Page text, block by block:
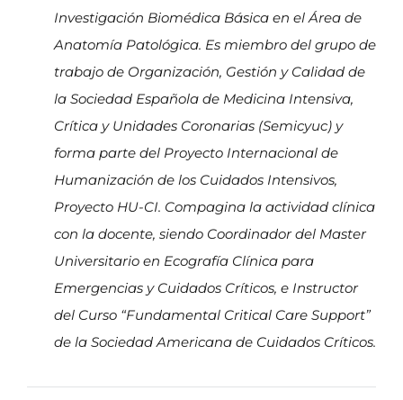
Investigación Biomédica Básica en el Área de
Anatomía Patológica. Es miembro del grupo de
trabajo de Organización, Gestión y Calidad de
la Sociedad Española de Medicina Intensiva,
Crítica y Unidades Coronarias (Semicyuc) y
forma parte del Proyecto Internacional de
Humanización de los Cuidados Intensivos,
Proyecto HU-CI. Compagina la actividad clínica
con la docente, siendo Coordinador del Master
Universitario en Ecografía Clínica para
Emergencias y Cuidados Críticos, e Instructor
del Curso “Fundamental Critical Care Support”
de la Sociedad Americana de Cuidados Críticos.